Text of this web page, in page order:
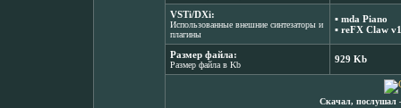
VSTi/DXi:
Использованные внешние синтезаторы и
плагины
▪ mda Piano
▪ reFX Claw
Размер файла:
Размер файла в Kb
929 Kb
Скачал, послушал